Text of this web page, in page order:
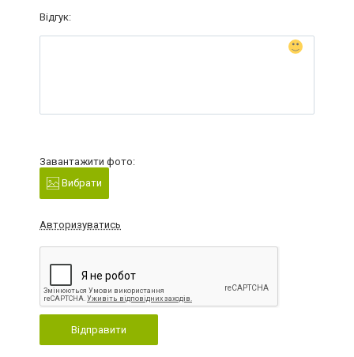
Відгук:
Завантажити фото:
Вибрати
Авторизуватись
Відправити